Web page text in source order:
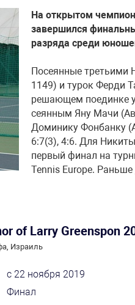
На открытом
завершился
разряда среди
Посеянные третьими
1149) и турок Ферди
решающем поединке
сеянным Яну Мачи
Доминику Фонбанку
6:7(3), 4:6. Для
первый финал на
Tennis Europe.
of Larry Greenspon
Израиль
с 22 ноября 2019
Финал